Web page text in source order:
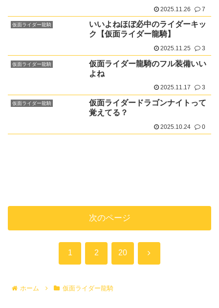
2025.11.26 7
仮面ライダー龍騎
いいよねほぼ必中のライダーキッ
ク【仮面ライダー龍騎】
2025.11.25 3
仮面ライダー龍騎
仮面ライダー龍騎のフル装備いい
よね
2025.11.17 3
仮面ライダー龍騎
仮面ライダードラゴンナイトって
覚えてる？
2025.10.24 0
次のページ
1 2 20 次
ホーム 仮面ライダー龍騎